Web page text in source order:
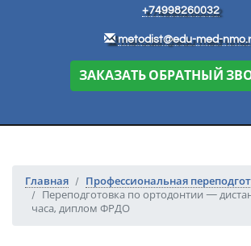
+74998260032
metodist@edu-med-
ЗАКАЗАТЬ ОБРАТНЫЙ
Главная
Профессиональная
Переподготовка по ортодонтии —
часа, диплом ФРДО